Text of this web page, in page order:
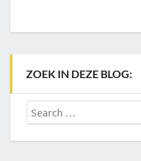
ZOEK IN DEZE BLOG:
Search
for: